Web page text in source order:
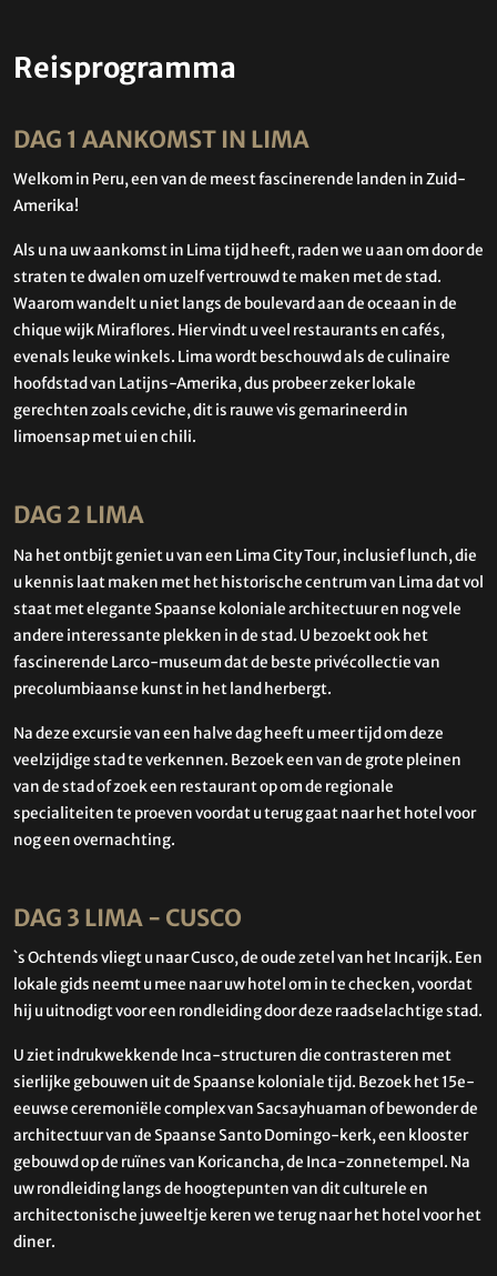
Reisprogramma
DAG 1 AANKOMST IN LIMA
Welkom in Peru, een van de meest fascinerende landen in Zuid-
Amerika!
Als u na uw aankomst in Lima tijd heeft, raden we u aan om door de
straten te dwalen om uzelf vertrouwd te maken met de stad.
Waarom wandelt u niet langs de boulevard aan de oceaan in de
chique wijk Miraflores. Hier vindt u veel restaurants en cafés,
evenals leuke winkels. Lima wordt beschouwd als de culinaire
hoofdstad van Latijns-Amerika, dus probeer zeker lokale
gerechten zoals ceviche, dit is rauwe vis gemarineerd in
limoensap met ui en chili.
DAG 2 LIMA
Na het ontbijt geniet u van een Lima City Tour, inclusief lunch, die
u kennis laat maken met het historische centrum van Lima dat vol
staat met elegante Spaanse koloniale architectuur en nog vele
andere interessante plekken in de stad. U bezoekt ook het
fascinerende Larco-museum dat de beste privécollectie van
precolumbiaanse kunst in het land herbergt.
Na deze excursie van een halve dag heeft u meer tijd om deze
veelzijdige stad te verkennen. Bezoek een van de grote pleinen
van de stad of zoek een restaurant op om de regionale
specialiteiten te proeven voordat u terug gaat naar het hotel voor
nog een overnachting.
DAG 3 LIMA - CUSCO
`s Ochtends vliegt u naar Cusco, de oude zetel van het Incarijk. Een
lokale gids neemt u mee naar uw hotel om in te checken, voordat
hij u uitnodigt voor een rondleiding door deze raadselachtige stad.
U ziet indrukwekkende Inca-structuren die contrasteren met
sierlijke gebouwen uit de Spaanse koloniale tijd. Bezoek het 15e-
eeuwse ceremoniële complex van Sacsayhuaman of bewonder de
architectuur van de Spaanse Santo Domingo-kerk, een klooster
gebouwd op de ruïnes van Koricancha, de Inca-zonnetempel. Na
uw rondleiding langs de hoogtepunten van dit culturele en
architectonische juweeltje keren we terug naar het hotel voor het
diner.